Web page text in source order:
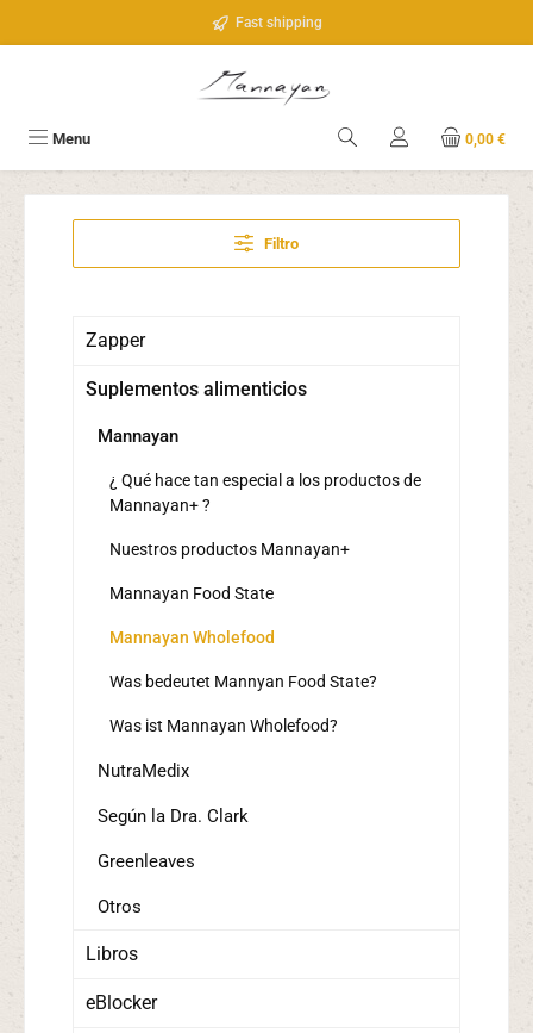
Fast shipping
Menu 0,00 €
Filtro
Zapper
Suplementos alimenticios
Mannayan
¿ Qué hace tan especial a los productos de
Mannayan+ ?
Nuestros productos Mannayan+
Mannayan Food State
Mannayan Wholefood
Was bedeutet Mannyan Food State?
Was ist Mannayan Wholefood?
NutraMedix
Según la Dra. Clark
Greenleaves
Otros
Libros
eBlocker